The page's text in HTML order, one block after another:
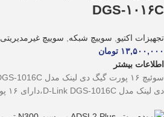
DGS-۱۰۱۶C
تجهیزات اکتیو سوییچ شبکه
سوییچ غیرمدیریتی
۱۳,۵۰۰,۰۰۰ تومان
اطلاعات بیشتر
دی لینک مدل D-Link DGS-1016C،دارای ۱۶ پورت